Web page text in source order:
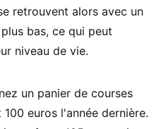
retrouvent alors avec un
bas, ce qui peut
niveau de vie.
un panier de courses
euros l'année dernière.